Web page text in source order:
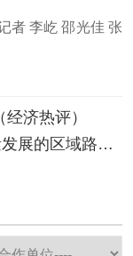
者 李屹 邵光佳 张
经济热评）
展的区域路径